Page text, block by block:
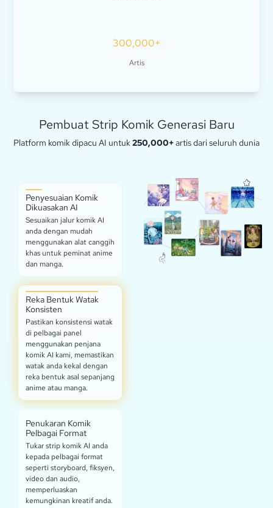
300,000+
Artis
Pembuat Strip Komik Generasi Baru
Platform komik dipacu AI untuk250,000+artis dari seluruh dunia
Penyesuaian Komik
Dikuasakan AI
Sesuaikan jalur komik AI
anda dengan mudah
menggunakan alat canggih
khas untuk peminat anime
dan manga.
Reka Bentuk Watak
Konsisten
Pastikan konsistensi watak
di pelbagai panel
menggunakan penjana
komik AI kami, memastikan
watak anda kekal dengan
reka bentuk asal sepanjang
anime atau manga.
Penukaran Komik
Pelbagai Format
Tukar strip komik AI anda
kepada pelbagai format
seperti storyboard, fiksyen,
video dan audio,
memperluaskan
kemungkinan kreatif anda.